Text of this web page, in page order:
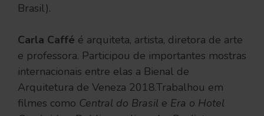
Brasil).
Carla Caffé é arquiteta, artista, diretora de arte
e professora. Participou de importantes mostras
internacionais entre elas a Bienal de
Arquitetura de Veneza 2018.Trabalhou em
filmes como Central do Brasil e Era o Hotel